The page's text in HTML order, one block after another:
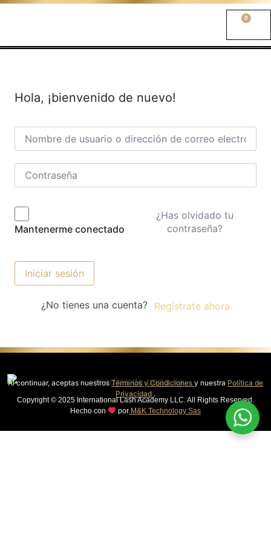
0
Hola, ¡bienvenido de nuevo!
Mantenerme conectado
¿Has olvidado tu
contraseña?
Iniciar sesión
¿No tienes una cuenta? Regístrate ahora
Al continuar, aceptas nuestrosTérminos y Condiciones y nuestra Política de
Privacidad .
Copyright © 2025 International Lash Academy LLC. All Rights Reserved.
Hecho con
porM&K Technology Sas